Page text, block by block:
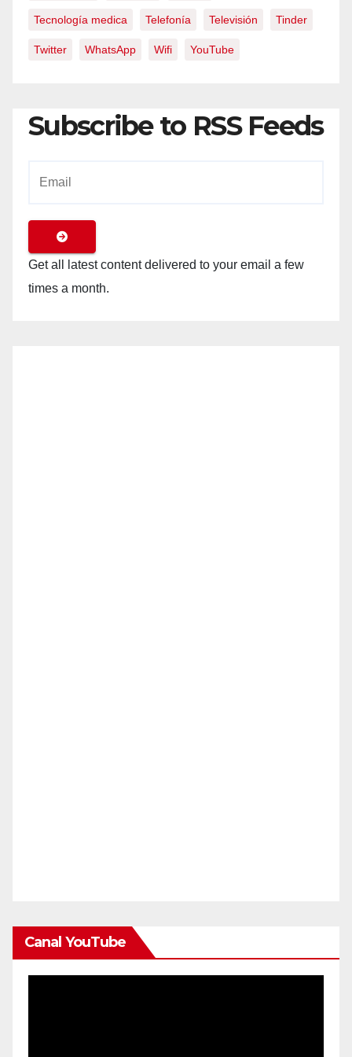
Tecnología medica Telefonía Televisión Tinder
Twitter WhatsApp Wifi YouTube
Subscribe to RSS Feeds
Get all latest content delivered to your email a few
times a month.
Canal YouTube